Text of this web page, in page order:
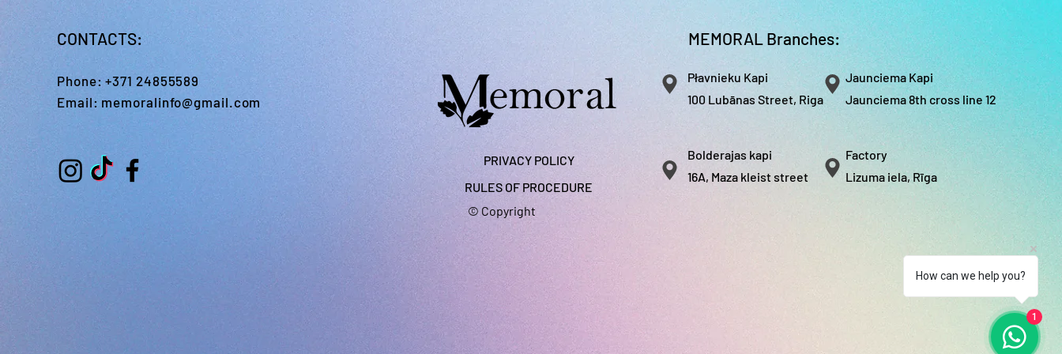
izmēra). Par papildus maksu veicam gravējuma
krāsošanu ar akrila krāsām.
CONTACTS:
Phone:+371 24855589
Email: memoralinfo@gmail.com
PRIVACY POLICY
RULES OF PROCEDURE
© Copyright
MEMORAL Branches:
Płavnieku Kapi
100 Lubānas Street, Riga
Jaunciema Kapi
Jaunciema 8th cross line 12
Bolderajas kapi
16A, Maza kleist street
Factory
Lizuma iela, Rīga
How can we help you?
1